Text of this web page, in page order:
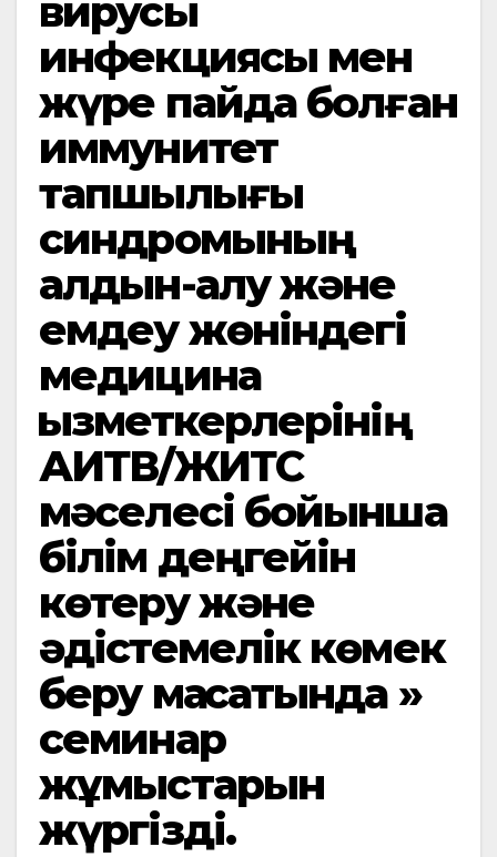
вирусы
инфекциясы мен
жүре пайда болған
иммунитет
тапшылығы
синдромының
алдын-алу және
емдеу жөніндегі
медицина
қызметкерлерінің
АИТВ/ЖИТС
мәселесі бойынша
білім деңгейін
көтеру және
әдістемелік көмек
беру мақсатында »
семинар
жұмыстарын
жүргізді.